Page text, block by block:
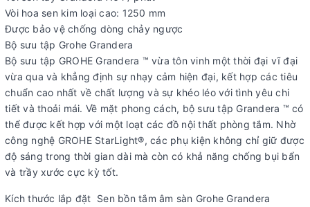
Vòi hoa sen kim loại cao: 1250 mm
Được bảo vệ chống dòng chảy ngược
Bộ sưu tập Grohe Grandera
Bộ sưu tập GROHE Grandera ™ vừa tôn vinh một thời đại vĩ đại
vừa qua và khẳng định sự nhạy cảm hiện đại, kết hợp các tiêu
chuẩn cao nhất về chất lượng và sự khéo léo với tình yêu chi
tiết và thoải mái. Về mặt phong cách, bộ sưu tập Grandera ™ có
thể được kết hợp với một loạt các đồ nội thất phòng tắm. Nhờ
công nghệ GROHE StarLight®, các phụ kiện không chỉ giữ được
độ sáng trong thời gian dài mà còn có khả năng chống bụi bẩn
và trầy xước cực kỳ tốt.
Kích thước lắp đặt Sen bồn tắm âm sàn Grohe Grandera